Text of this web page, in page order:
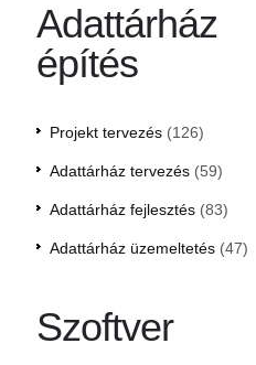
Adattárház
építés
Projekt tervezés (126)
Adattárház tervezés (59)
Adattárház fejlesztés (83)
Adattárház üzemeltetés (47)
Szoftver